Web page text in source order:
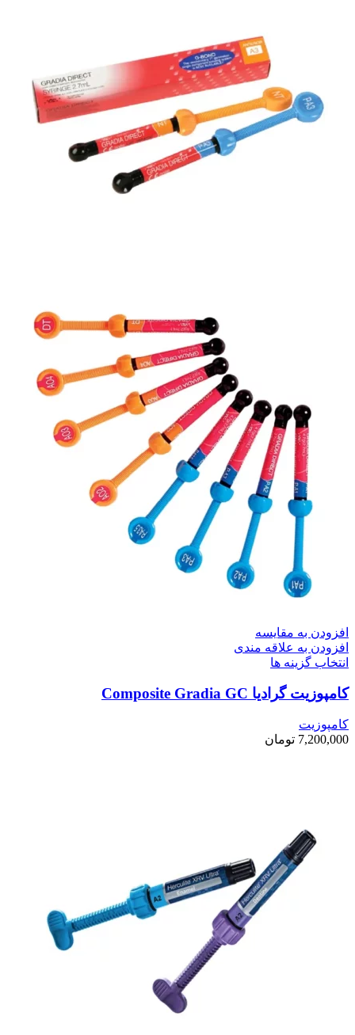
افزودن به مقایسه
افزودن به علاقه مندی
انتخاب گزینه ها
کامپوزیت گرادیا Composite Gradia GC
کامپوزیت
7,200,000 تومان